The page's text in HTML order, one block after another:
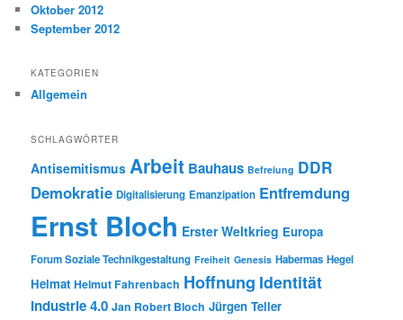
Oktober 2012
September 2012
KATEGORIEN
Allgemein
SCHLAGWÖRTER
Antisemitismus Arbeit Bauhaus Befreiung DDR
Demokratie Digitalisierung Emanzipation Entfremdung
Ernst Bloch Erster Weltkrieg Europa
Forum Soziale Technikgestaltung Freiheit Genesis Habermas Hegel
Heimat Helmut Fahrenbach Hoffnung Identität
Industrie 4.0 Jan Robert Bloch Jürgen Teller